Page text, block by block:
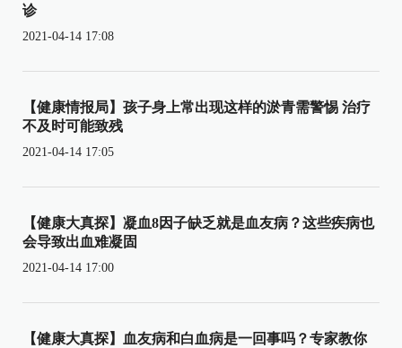
诊
2021-04-14 17:08
【健康情报局】孩子身上常出现这样的淤青需警惕 治疗
不及时可能致残
2021-04-14 17:05
【健康大真探】凝血8因子缺乏就是血友病？这些疾病也
会导致出血难凝固
2021-04-14 17:00
【健康大真探】血友病和白血病是一回事吗？专家教你